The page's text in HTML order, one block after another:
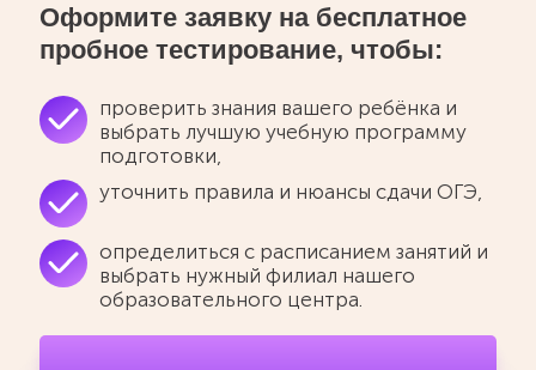
Оформите заявку на бесплатное
пробное тестирование, чтобы:
проверить знания вашего ребёнка и
выбрать лучшую учебную программу
подготовки,
уточнить правила и нюансы сдачи ОГЭ,
определиться с расписанием занятий и
выбрать нужный филиал нашего
образовательного центра.